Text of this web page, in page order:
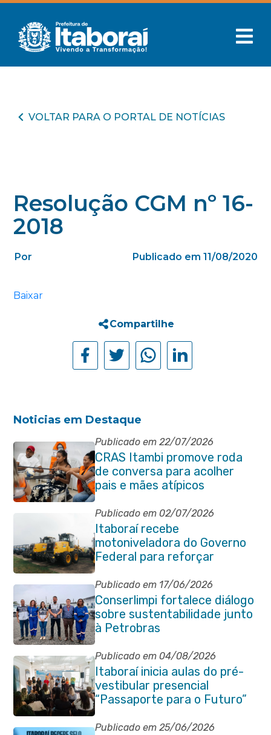
VOLTAR PARA O PORTAL DE NOTÍCIAS
Resolução CGM nº 16-
2018
Por Publicado em 11/08/2020
Baixar
Compartilhe
Noticias em Destaque
Publicado em 22/07/2026
CRAS Itambi promove roda
de conversa para acolher
pais e mães atípicos
Publicado em 02/07/2026
Itaboraí recebe
motoniveladora do Governo
Federal para reforçar
serviços de infraestrutura
Publicado em 17/06/2026
Conserlimpi fortalece diálogo
sobre sustentabilidade junto
à Petrobras
Publicado em 04/08/2026
Itaboraí inicia aulas do pré-
vestibular presencial
“Passaporte para o Futuro”
Publicado em 25/06/2026